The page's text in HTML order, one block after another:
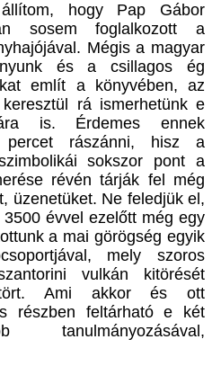
hogy Pap Gábor
sosem foglalkozott a
Mégis a magyar
és a csillagos ég
említ a könyvében, az
rá ismerhetünk e
is. Érdemes ennek
rászánni, hisz a
sokszor pont a
révén tárják fel még
üzenetüket. Ne feledjük el,
évvel ezelőtt még egy
a mai görögség egyik
mely szoros
vulkán kitörését
tört. Ami akkor és ott
részben feltárható e két
tanulmányozásával,